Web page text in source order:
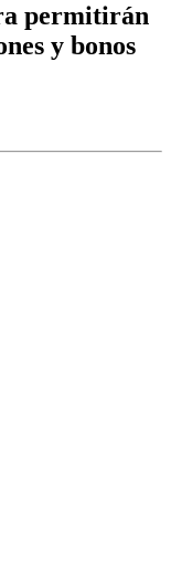
permitirán
y bonos